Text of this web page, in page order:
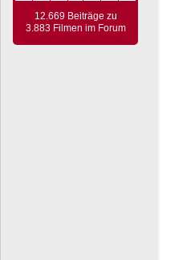
12.669 Beiträge zu
3.883 Filmen im Forum